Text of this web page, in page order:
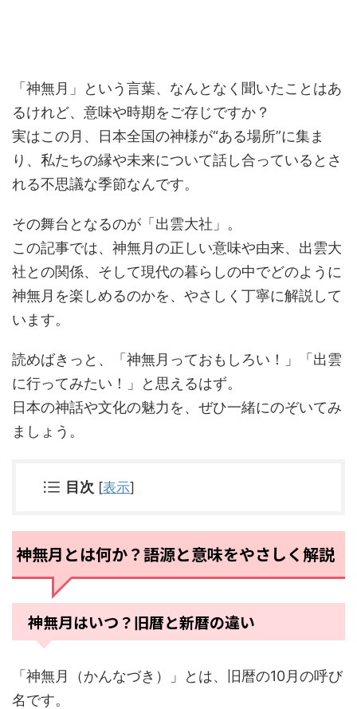
「神無月」という言葉、なんとなく聞いたことはあ
るけれど、意味や時期をご存じですか？
実はこの月、日本全国の神様が“ある場所”に集ま
り、私たちの縁や未来について話し合っているとさ
れる不思議な季節なんです。
その舞台となるのが「出雲大社」。
この記事では、神無月の正しい意味や由来、出雲大
社との関係、そして現代の暮らしの中でどのように
神無月を楽しめるのかを、やさしく丁寧に解説して
います。
読めばきっと、「神無月っておもしろい！」「出雲
に行ってみたい！」と思えるはず。
日本の神話や文化の魅力を、ぜひ一緒にのぞいてみ
ましょう。
目次 [表示]
神無月とは何か？語源と意味をやさしく解説
神無月はいつ？旧暦と新暦の違い
「神無月（かんなづき）」とは、旧暦の10月の呼び
名です。